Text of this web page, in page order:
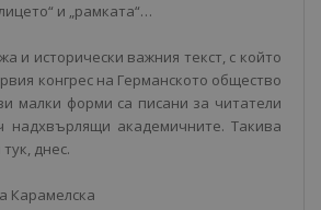
и „рамката“…
и исторически важния текст, с който
конгрес на Германското общество
малки форми са писани за читатели
надхвърлящи академичните. Такива
днес.
Карамелска